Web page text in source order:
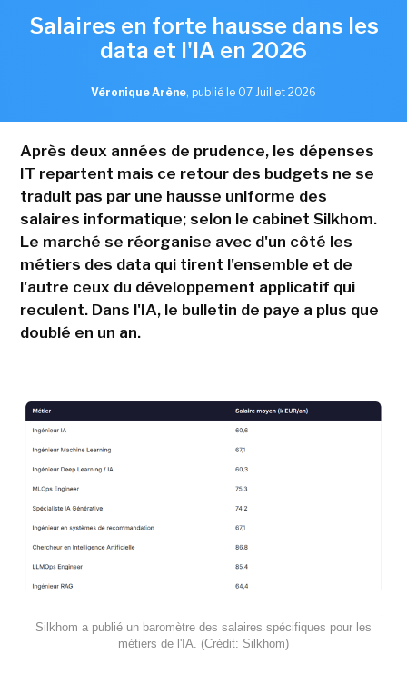
Salaires en forte hausse dans les
data et l'IA en 2026
Véronique Arène, publié le 07 Juillet 2026
Après deux années de prudence, les dépenses
IT repartent mais ce retour des budgets ne se
traduit pas par une hausse uniforme des
salaires informatique; selon le cabinet Silkhom.
Le marché se réorganise avec d'un côté les
métiers des data qui tirent l'ensemble et de
l'autre ceux du développement applicatif qui
reculent. Dans l'IA, le bulletin de paye a plus que
doublé en un an.
Silkhom a publié un baromètre des salaires spécifiques pour les
métiers de l'IA. (Crédit: Silkhom)